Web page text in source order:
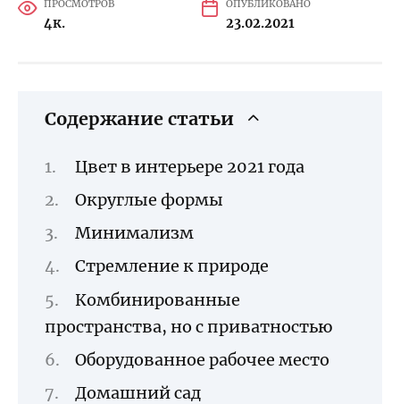
ПРОСМОТРОВ
4к.
ОПУБЛИКОВАНО
23.02.2021
Содержание статьи
Цвет в интерьере 2021 года
Округлые формы
Минимализм
Стремление к природе
Комбинированные
пространства, но с приватностью
Оборудованное рабочее место
Домашний сад